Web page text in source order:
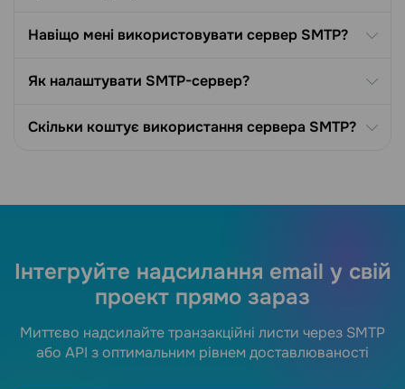
Навіщо мені використовувати сервер SMTP?
Як налаштувати SMTP-сервер?
Скільки коштує використання сервера SMTP?
Інтегруйте надсилання email у свій
проект прямо зараз
Миттєво надсилайте транзакційні листи через SMTP
або API з оптимальним рівнем доставлюваності